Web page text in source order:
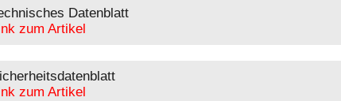
Datenblatt
zum Artikel
zum Artikel